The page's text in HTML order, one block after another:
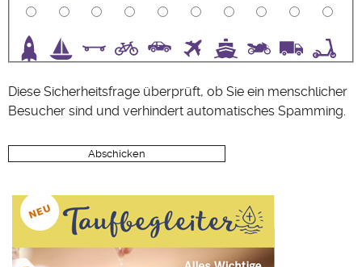
Diese Sicherheitsfrage überprüft, ob Sie ein menschlicher
Besucher sind und verhindert automatisches Spamming.